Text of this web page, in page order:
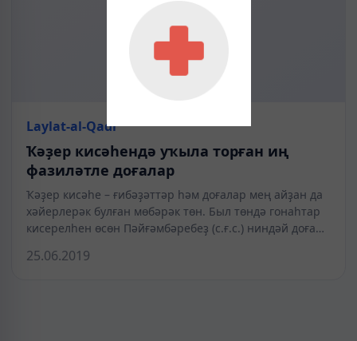
Laylat-al-Qadr
Ҡәҙер кисәһендә уҡыла торған иң
фазиләтле доғалар
Ҡәҙер кисәһе – ғибәҙәттәр һәм доғалар мең айҙан да
хәйерлерәк булған мөбәрәк төн. Был төндә гонаһтар
кисерелһен өсөн Пәйғәмбәребеҙ (с.ғ.с.) ниндәй доға…
25.06.2019